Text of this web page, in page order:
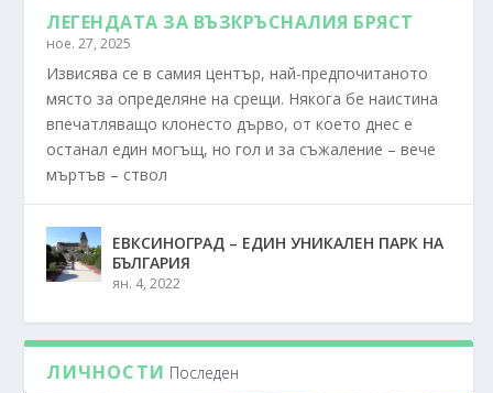
ЛЕГЕНДАТА ЗА ВЪЗКРЪСНАЛИЯ БРЯСТ
ное. 27, 2025
Извисява се в самия център, най-предпочитаното
място за определяне на срещи. Някога бе наистина
впечатляващо клонесто дърво, от което днес е
останал един могъщ, но гол и за съжаление – вече
мъртъв – ствол
ЕВКСИНОГРАД – ЕДИН УНИКАЛЕН ПАРК НА
БЪЛГАРИЯ
ян. 4, 2022
ЛИЧНОСТИ Последен